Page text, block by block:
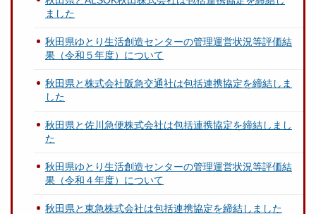
ました
秋田県ゆとり生活創造センターの管理運営状況等評価結
果（令和５年度）について
秋田県と株式会社阪急交通社は包括連携協定を締結しま
した
秋田県と佐川急便株式会社は包括連携協定を締結しまし
た
秋田県ゆとり生活創造センターの管理運営状況等評価結
果（令和４年度）について
秋田県と東急株式会社は包括連携協定を締結しました